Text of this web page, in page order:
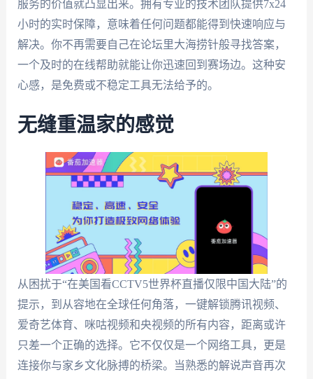
服务的价值就凸显出来。拥有专业的技术团队提供7x24
小时的实时保障，意味着任何问题都能得到快速响应与
解决。你不再需要自己在论坛里大海捞针般寻找答案，
一个及时的在线帮助就能让你迅速回到赛场边。这种安
心感，是免费或不稳定工具无法给予的。
无缝重温家的感觉
从困扰于“在美国看CCTV5世界杯直播仅限中国大陆”的
提示，到从容地在全球任何角落，一键解锁腾讯视频、
爱奇艺体育、咪咕视频和央视频的所有内容，距离或许
只差一个正确的选择。它不仅仅是一个网络工具，更是
连接你与家乡文化脉搏的桥梁。当熟悉的解说声音再次